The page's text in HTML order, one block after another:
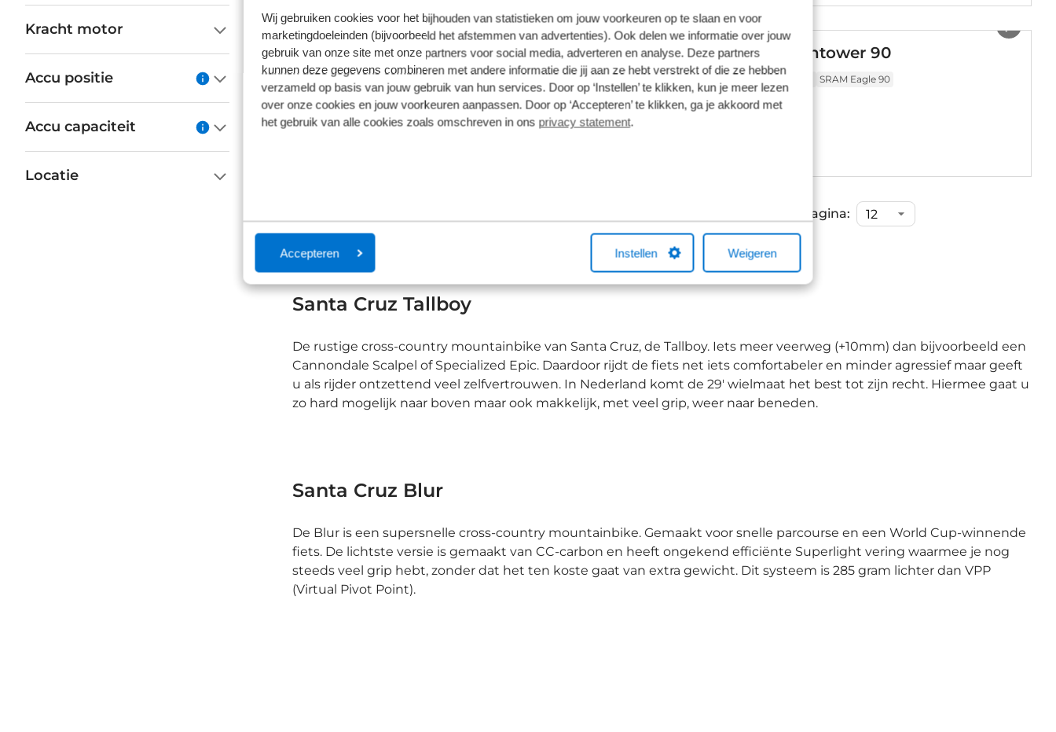
Wij gebruiken cookies voor het bijhouden van statistieken om jouw voorkeuren op te slaan en voor
marketingdoeleinden (bijvoorbeeld het afstemmen van advertenties). Ook delen we informatie over jouw
gebruik van onze site met onze partners voor social media, adverteren en analyse. Deze partners
kunnen deze gegevens combineren met andere informatie die jij aan ze hebt verstrekt of die ze hebben
verzameld op basis van jouw gebruik van hun services. Door op ‘Instellen’ te klikken, kun je meer lezen
over onze cookies en jouw voorkeuren aanpassen. Door op ‘Accepteren’ te klikken, ga je akkoord met
het gebruik van alle cookies zoals omschreven in ons privacy statement.
Accepteren Instellen Weigeren
Kracht motor
Accu positie
Accu capaciteit
Locatie
Santa Cruz Vala AL 70 2026
Aluminium
Santa Cruz Hightower 90
SRAM Eagle 90
Items per pagina:
Santa Cruz Tallboy
De rustige cross-country mountainbike van Santa Cruz, de Tallboy. Iets meer veerweg (+10mm) dan bijvoorbeeld een
Cannondale Scalpel of Specialized Epic. Daardoor rijdt de fiets net iets comfortabeler en minder agressief maar geeft
u als rijder ontzettend veel zelfvertrouwen. In Nederland komt de 29' wielmaat het best tot zijn recht. Hiermee gaat u
zo hard mogelijk naar boven maar ook makkelijk, met veel grip, weer naar beneden.
Santa Cruz Blur
De Blur is een supersnelle cross-country mountainbike. Gemaakt voor snelle parcourse en een World Cup-winnende
fiets. De lichtste versie is gemaakt van CC-carbon en heeft ongekend efficiënte Superlight vering waarmee je nog
steeds veel grip hebt, zonder dat het ten koste gaat van extra gewicht. Dit systeem is 285 gram lichter dan VPP
(Virtual Pivot Point).